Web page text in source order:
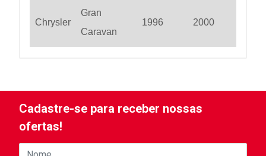
Chrysler
Gran
Caravan
1996 2000
Cadastre-se para receber nossas
ofertas!